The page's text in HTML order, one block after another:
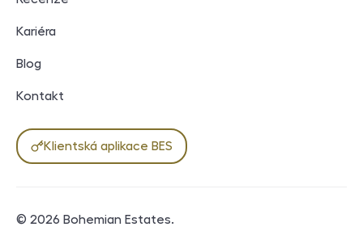
Kariéra
Blog
Kontakt
Klientská aplikace BES
© 2026 Bohemian Estates.